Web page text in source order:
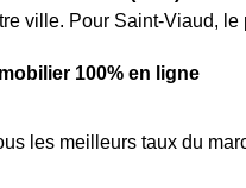
ville. Pour Saint-Viaud, le
100% en ligne
les meilleurs taux du